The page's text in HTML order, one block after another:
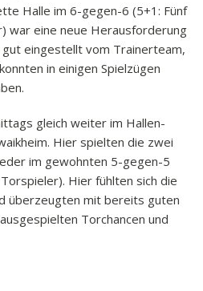
Halle im 6-gegen-6 (5+1: Fünf
war eine neue Herausforderung
eingestellt vom Trainerteam,
in einigen Spielzügen
gleich weiter im Hallen-
Hier spielten die zwei
im gewohnten 5-gegen-5
Hier fühlten sich die
überzeugten mit bereits guten
Torchancen und